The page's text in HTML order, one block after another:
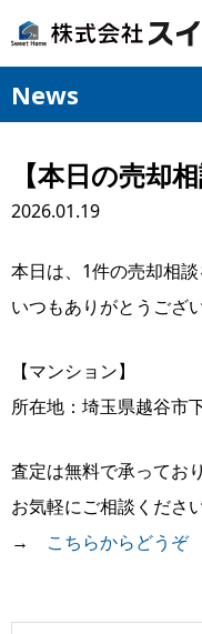
News
【本日の売却
2026.01.19
本日は、1件の売却相談
いつもありがとうござ
【マンション】
所在地：埼玉県越谷市
査定は無料で承っており
お気軽にご相談ください
→ こちらからどうぞ